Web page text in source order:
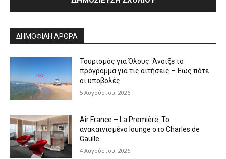
ΔΗΜΟΦΙΛΗ ΑΡΘΡΑ
Τουρισμός για Όλους: Άνοιξε το
πρόγραμμα για τις αιτήσεις – Έως πότε
οι υποβολές
5 Αυγούστου, 2026
Air France – La Première: Το
ανακαινισμένο lounge στο Charles de
Gaulle
4 Αυγούστου, 2026